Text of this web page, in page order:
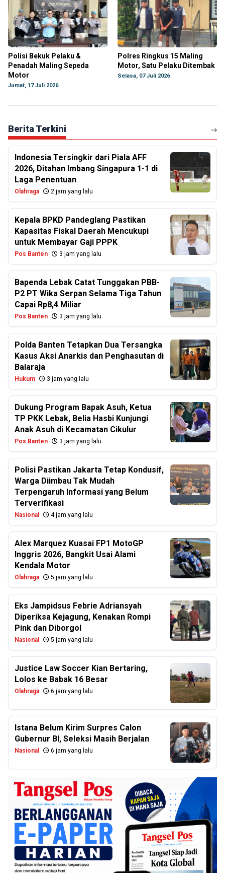
Polisi Bekuk Pelaku &
Penadah Maling Sepeda
Motor
Jumat, 17 Juli 2026
Polres Ringkus 15 Maling
Motor, Satu Pelaku Ditembak
Selasa, 07 Juli 2026
Berita Terkini
Indonesia Tersingkir dari Piala AFF
2026, Ditahan Imbang Singapura 1-1 di
Laga Penentuan
Olahraga 2 jam yang lalu
Kepala BPKD Pandeglang Pastikan
Kapasitas Fiskal Daerah Mencukupi
untuk Membayar Gaji PPPK
Pos Banten 3 jam yang lalu
Bapenda Lebak Catat Tunggakan PBB-
P2 PT Wika Serpan Selama Tiga Tahun
Capai Rp8,4 Miliar
Pos Banten 3 jam yang lalu
Polda Banten Tetapkan Dua Tersangka
Kasus Aksi Anarkis dan Penghasutan di
Balaraja
Hukum 3 jam yang lalu
Dukung Program Bapak Asuh, Ketua
TP PKK Lebak, Belia Hasbi Kunjungi
Anak Asuh di Kecamatan Cikulur
Pos Banten 3 jam yang lalu
Polisi Pastikan Jakarta Tetap Kondusif,
Warga Diimbau Tak Mudah
Terpengaruh Informasi yang Belum
Terverifikasi
Nasional 4 jam yang lalu
Alex Marquez Kuasai FP1 MotoGP
Inggris 2026, Bangkit Usai Alami
Kendala Motor
Olahraga 5 jam yang lalu
Eks Jampidsus Febrie Adriansyah
Diperiksa Kejagung, Kenakan Rompi
Pink dan Diborgol
Nasional 5 jam yang lalu
Justice Law Soccer Kian Bertaring,
Lolos ke Babak 16 Besar
Olahraga 6 jam yang lalu
Istana Belum Kirim Surpres Calon
Gubernur BI, Seleksi Masih Berjalan
Nasional 6 jam yang lalu